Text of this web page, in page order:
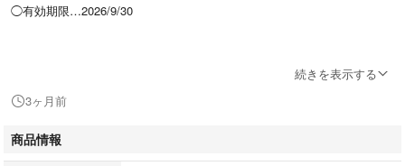
◯有効期限…2026/9/30
いたします。
◯遅くとも翌日の午前中には発送いたします。
続きを表示する
3ヶ月前
商品情報